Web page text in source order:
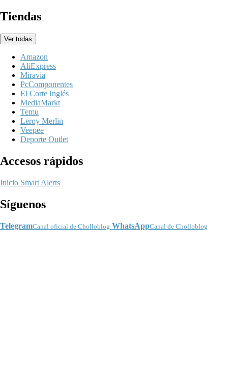
Tiendas
Ver todas
Amazon
AliExpress
Miravia
PcComponentes
El Corte Inglés
MediaMarkt
Temu
Leroy Merlin
Veepee
Deporte Outlet
Accesos rápidos
Inicio Smart Alerts
Síguenos
TelegramCanal oficial de Cholloblog WhatsAppCanal de Cholloblog